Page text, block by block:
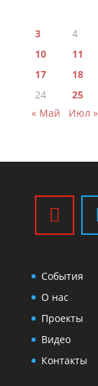
3
4
10
11
17
18
24
25
« Май
Июл »
События
О нас
Проекты
Видео
Контакты